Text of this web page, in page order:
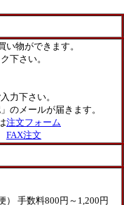
物ができます。
下さい。
力下さい。
のメールが届きます。
注文フォーム
FAX注文
手数料800円～1,200円